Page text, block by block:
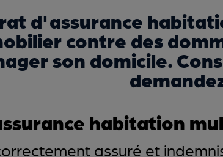
d'assurance
contre des
son domicile.
habitation
assuré et